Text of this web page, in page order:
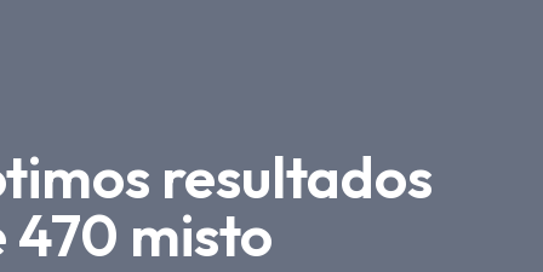
resultados
470 misto